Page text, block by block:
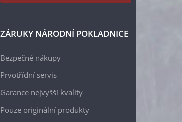
ZÁRUKY NÁRODNÍ POKLADNICE
Bezpečné nákupy
Prvotřídní servis
Garance nejvyšší kvality
Pouze originální produkty